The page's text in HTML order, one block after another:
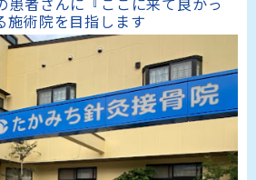
施術院を目指します